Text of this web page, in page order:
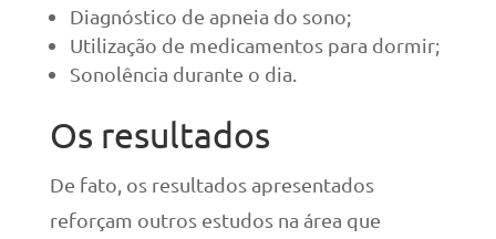
Diagnóstico de apneia do sono;
Utilização de medicamentos para dormir;
Sonolência durante o dia.
Os resultados
De fato, os resultados apresentados
reforçam outros estudos na área que